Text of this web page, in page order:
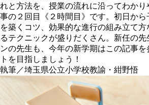
れと方法を、授業の流れに沿ってわか
事の２回目《２時間目》です。初日か
を築くコツ、効果的な進行の組み立て
るテクニックが盛りだくさん。新任の
ンの先生も、今年の新学期はこの記事
トを目指しましょう！
執筆／埼玉県公立小学校教諭・紺野悟